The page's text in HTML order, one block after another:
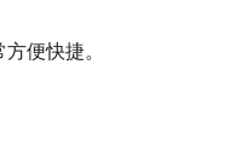
便快捷。